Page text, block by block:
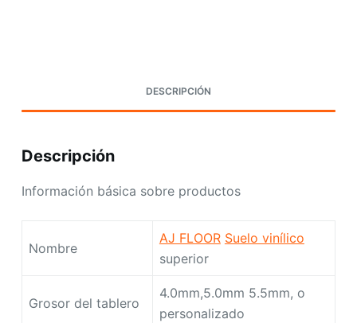
DESCRIPCIÓN
Descripción
Información básica sobre productos
Nombre
AJ FLOOR Suelo vinílico
superior
Grosor del tablero
4.0mm,5.0mm 5.5mm, o
personalizado